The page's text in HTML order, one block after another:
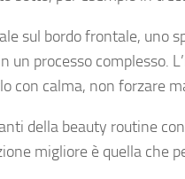
sul bordo frontale, uno
un processo complesso.
con calma, non forzare
della beauty routine
migliore è quella che